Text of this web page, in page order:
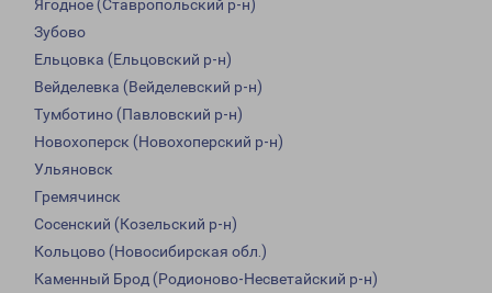
Ягодное (Ставропольский р-н)
Зубово
Ельцовка (Ельцовский р-н)
Вейделевка (Вейделевский р-н)
Тумботино (Павловский р-н)
Новохоперск (Новохоперский р-н)
Ульяновск
Гремячинск
Сосенский (Козельский р-н)
Кольцово (Новосибирская обл.)
Каменный Брод (Родионово-Несветайский р-н)